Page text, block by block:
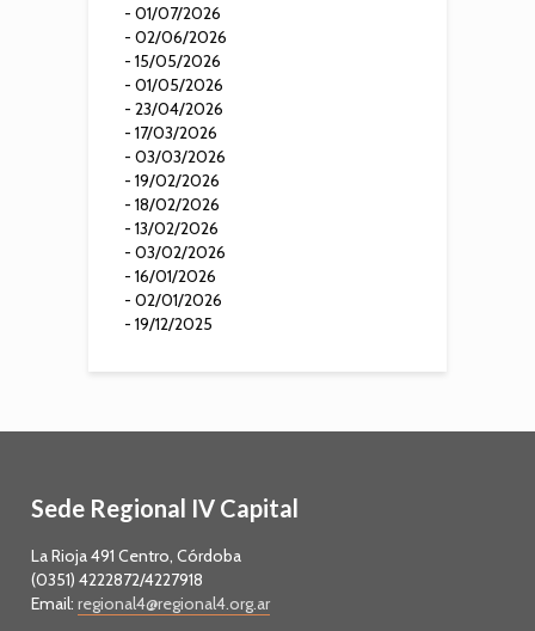
- 01/07/2026
- 02/06/2026
- 15/05/2026
- 01/05/2026
- 23/04/2026
- 17/03/2026
- 03/03/2026
- 19/02/2026
- 18/02/2026
- 13/02/2026
- 03/02/2026
- 16/01/2026
- 02/01/2026
- 19/12/2025
Sede Regional IV Capital
La Rioja 491 Centro, Córdoba
(0351) 4222872/4227918
Email:regional4@regional4.org.ar